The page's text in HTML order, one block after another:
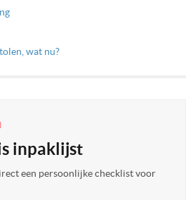
wat nu?
inpaklijst
een persoonlijke checklist voor